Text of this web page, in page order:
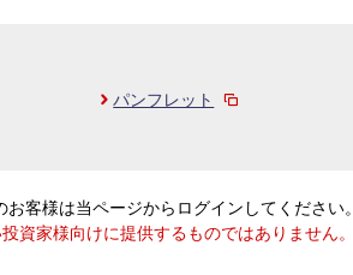
パンフレット
客様は当ページからログインしてください。
資家様向けに提供するものではありません。